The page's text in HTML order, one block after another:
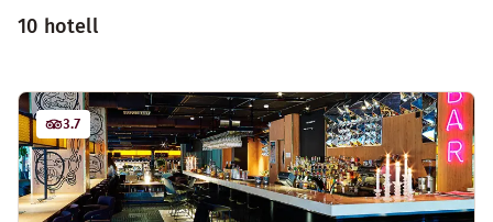
10 hotell
3.7